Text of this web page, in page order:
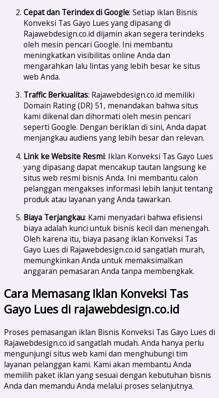
Cepat dan Terindex di Google: Setiap iklan Bisnis
Konveksi Tas Gayo Lues yang dipasang di
Rajawebdesign.co.id dijamin akan segera terindeks
oleh mesin pencari Google. Ini membantu
meningkatkan visibilitas online Anda dan
mengarahkan lalu lintas yang lebih besar ke situs
web Anda.
Traffic Berkualitas: Rajawebdesign.co.id memiliki
Domain Rating (DR) 51, menandakan bahwa situs
kami dikenal dan dihormati oleh mesin pencari
seperti Google. Dengan beriklan di sini, Anda dapat
menjangkau audiens yang lebih besar dan relevan.
Link ke Website Resmi: Iklan Konveksi Tas Gayo Lues
yang dipasang dapat mencakup tautan langsung ke
situs web resmi bisnis Anda. Ini membantu calon
pelanggan mengakses informasi lebih lanjut tentang
produk atau layanan yang Anda tawarkan.
Biaya Terjangkau: Kami menyadari bahwa efisiensi
biaya adalah kunci untuk bisnis kecil dan menengah.
Oleh karena itu, biaya pasang iklan Konveksi Tas
Gayo Lues di Rajawebdesign.co.id sangatlah murah,
memungkinkan Anda untuk memaksimalkan
anggaran pemasaran Anda tanpa membengkak.
Cara Memasang Iklan Konveksi Tas
Gayo Lues di rajawebdesign.co.id
Proses pemasangan iklan Bisnis Konveksi Tas Gayo Lues di
Rajawebdesign.co.id sangatlah mudah. Anda hanya perlu
mengunjungi situs web kami dan menghubungi tim
layanan pelanggan kami. Kami akan membantu Anda
memilih paket iklan yang sesuai dengan kebutuhan bisnis
Anda dan memandu Anda melalui proses selanjutnya.